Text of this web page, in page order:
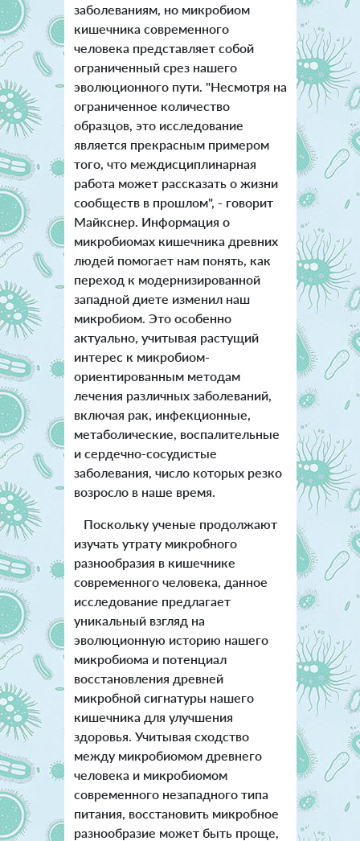
заболеваниям, но микробиом
кишечника современного
человека представляет собой
ограниченный срез нашего
эволюционного пути. "Несмотря на
ограниченное количество
образцов, это исследование
является прекрасным примером
того, что междисциплинарная
работа может рассказать о жизни
сообществ в прошлом", - говорит
Майкснер. Информация о
микробиомах кишечника древних
людей помогает нам понять, как
переход к модернизированной
западной диете изменил наш
микробиом. Это особенно
актуально, учитывая растущий
интерес к микробиом-
ориентированным методам
лечения различных заболеваний,
включая рак, инфекционные,
метаболические, воспалительные
и сердечно-сосудистые
заболевания, число которых резко
возросло в наше время.
Поскольку ученые продолжают
изучать утрату микробного
разнообразия в кишечнике
современного человека, данное
исследование предлагает
уникальный взгляд на
эволюционную историю нашего
микробиома и потенциал
восстановления древней
микробной сигнатуры нашего
кишечника для улучшения
здоровья. Учитывая сходство
между микробиомом древнего
человека и микробиомом
современного незападного типа
питания, восстановить микробное
разнообразие может быть проще,